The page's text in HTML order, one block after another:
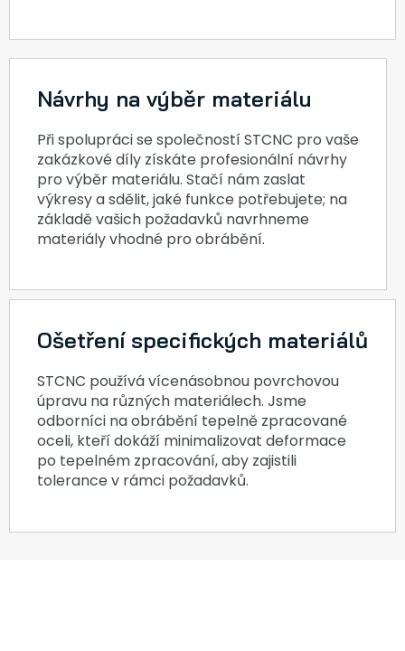
Návrhy na výběr materiálu
Při spolupráci se společností STCNC pro vaše
zakázkové díly získáte profesionální návrhy
pro výběr materiálu. Stačí nám zaslat
výkresy a sdělit, jaké funkce potřebujete; na
základě vašich požadavků navrhneme
materiály vhodné pro obrábění.
Ošetření specifických materiálů
STCNC používá vícenásobnou povrchovou
úpravu na různých materiálech. Jsme
odborníci na obrábění tepelně zpracované
oceli, kteří dokáží minimalizovat deformace
po tepelném zpracování, aby zajistili
tolerance v rámci požadavků.